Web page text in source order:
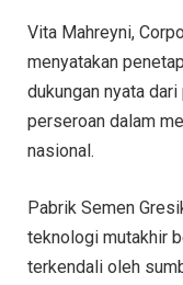
Vita Mahreyni,
menyatakan
dukungan nyata
perseroan dalam
nasional.
Pabrik Semen
teknologi mutakhir
terkendali oleh